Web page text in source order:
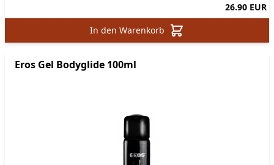
26.90 EUR
In den Warenkorb
Eros Gel Bodyglide 100ml